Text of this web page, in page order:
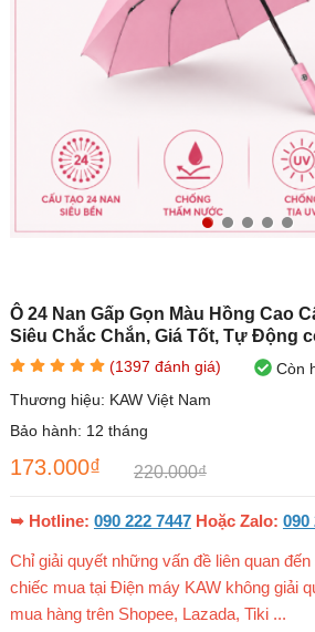
Ô 24 Nan Gấp Gọn Màu Hồng Cao
Siêu Chắc Chắn, Giá Tốt, Tự Động
(1397 đánh giá)
Còn
Thương hiệu: KAW Việt Nam
Bảo hành: 12 tháng
173.000₫ 220.000₫
➥ Hotline: 090 222 7447Hoặc Zalo: 090
Chỉ giải quyết những vấn đề liên quan
chiếc mua tại Điện máy KAW không giải
mua hàng trên Shopee, Lazada, Tiki ...